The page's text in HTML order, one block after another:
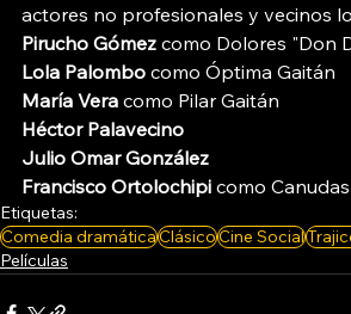
actores no profesionales y vecinos
Pirucho Gómez como Dolores "Don
Lola Palombo como Óptima Gaitán
María Vera como Pilar Gaitán
Héctor Palavecino
Julio Omar González
Francisco Ortolochipi como Canudas
Etiquetas:
Comedia dramáticaClásicoCine Social
Películas